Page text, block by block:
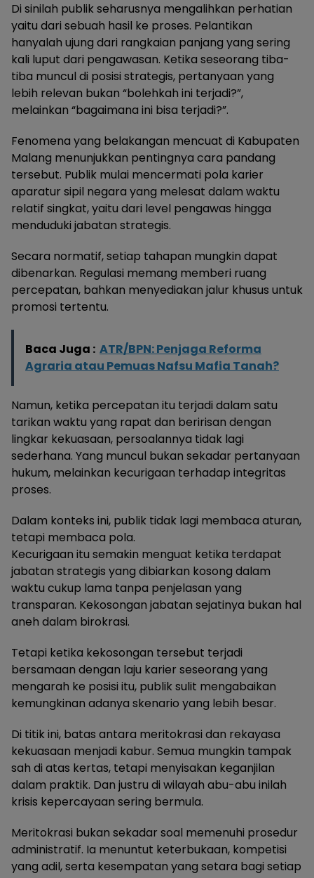
Di sinilah publik seharusnya mengalihkan perhatian
yaitu dari sebuah hasil ke proses. Pelantikan
hanyalah ujung dari rangkaian panjang yang sering
kali luput dari pengawasan. Ketika seseorang tiba-
tiba muncul di posisi strategis, pertanyaan yang
lebih relevan bukan “bolehkah ini terjadi?”,
melainkan “bagaimana ini bisa terjadi?”.
Fenomena yang belakangan mencuat di Kabupaten
Malang menunjukkan pentingnya cara pandang
tersebut. Publik mulai mencermati pola karier
aparatur sipil negara yang melesat dalam waktu
relatif singkat, yaitu dari level pengawas hingga
menduduki jabatan strategis.
Secara normatif, setiap tahapan mungkin dapat
dibenarkan. Regulasi memang memberi ruang
percepatan, bahkan menyediakan jalur khusus untuk
promosi tertentu.
Baca Juga : ATR/BPN: Penjaga Reforma
Agraria atau Pemuas Nafsu Mafia Tanah?
Namun, ketika percepatan itu terjadi dalam satu
tarikan waktu yang rapat dan beririsan dengan
lingkar kekuasaan, persoalannya tidak lagi
sederhana. Yang muncul bukan sekadar pertanyaan
hukum, melainkan kecurigaan terhadap integritas
proses.
Dalam konteks ini, publik tidak lagi membaca aturan,
tetapi membaca pola.
Kecurigaan itu semakin menguat ketika terdapat
jabatan strategis yang dibiarkan kosong dalam
waktu cukup lama tanpa penjelasan yang
transparan. Kekosongan jabatan sejatinya bukan hal
aneh dalam birokrasi.
Tetapi ketika kekosongan tersebut terjadi
bersamaan dengan laju karier seseorang yang
mengarah ke posisi itu, publik sulit mengabaikan
kemungkinan adanya skenario yang lebih besar.
Di titik ini, batas antara meritokrasi dan rekayasa
kekuasaan menjadi kabur. Semua mungkin tampak
sah di atas kertas, tetapi menyisakan keganjilan
dalam praktik. Dan justru di wilayah abu-abu inilah
krisis kepercayaan sering bermula.
Meritokrasi bukan sekadar soal memenuhi prosedur
administratif. Ia menuntut keterbukaan, kompetisi
yang adil, serta kesempatan yang setara bagi setiap